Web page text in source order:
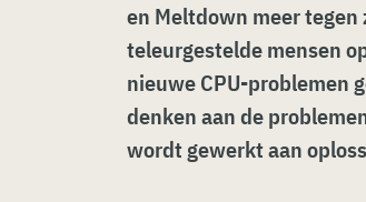
en Meltdown meer
teleurgestelde mensen
nieuwe CPU-problemen
denken aan de
wordt gewerkt aan